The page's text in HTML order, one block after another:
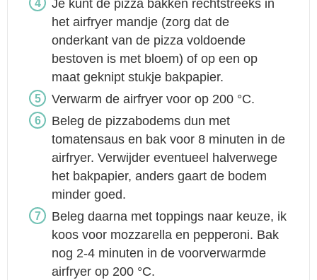
Je kunt de pizza bakken rechtstreeks in
het airfryer mandje (zorg dat de
onderkant van de pizza voldoende
bestoven is met bloem) of op een op
maat geknipt stukje bakpapier.
Verwarm de airfryer voor op 200 °C.
Beleg de pizzabodems dun met
tomatensaus en bak voor 8 minuten in de
airfryer. Verwijder eventueel halverwege
het bakpapier, anders gaart de bodem
minder goed.
Beleg daarna met toppings naar keuze, ik
koos voor mozzarella en pepperoni. Bak
nog 2-4 minuten in de voorverwarmde
airfryer op 200 °C.